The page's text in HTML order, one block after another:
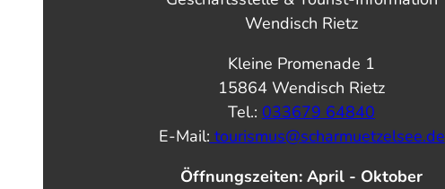
Wendisch Rietz
Kleine Promenade 1
15864 Wendisch Rietz
Tel.: 033679 64840
E-Mail: tourismus@scharmuetzelsee.de
Öffnungszeiten: April - Oktober